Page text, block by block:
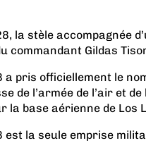
la stèle accompagnée
commandant Gildas
pris officiellement le
de l’armée de l’air et
la base aérienne de Los
la seule emprise